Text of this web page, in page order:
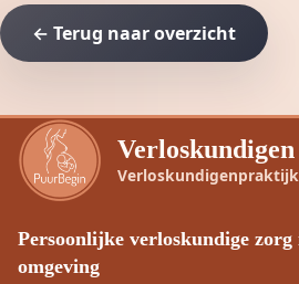
← Terug naar overzicht
Persoonlijke verloskundige
omgeving